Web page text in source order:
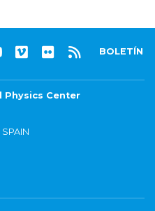
BOLETÍN
Physics Center